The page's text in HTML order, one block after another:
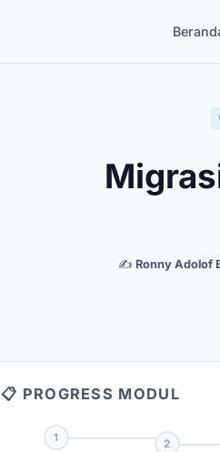
✍️ Ronny Adolof
📋 PROGRESS MODUL
1 2